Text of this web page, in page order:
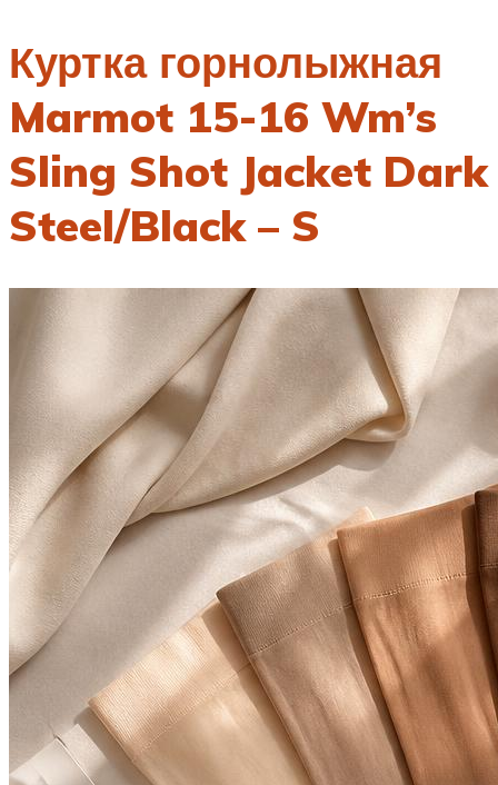
Куртка горнолыжная
Marmot 15-16 Wm’s
Sling Shot Jacket Dark
Steel/Black – S